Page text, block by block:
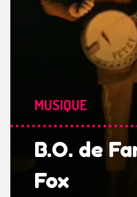
MUSIQUE
B.O. de
Fox